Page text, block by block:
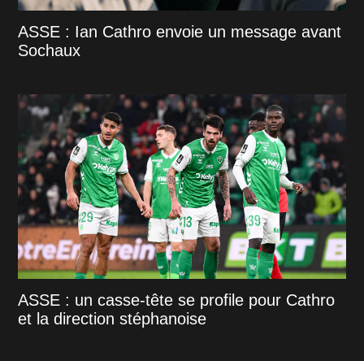
ASSE : Ian Cathro envoie un message avant
Sochaux
ASSE : un casse-tête se profile pour Cathro
et la direction stéphanoise